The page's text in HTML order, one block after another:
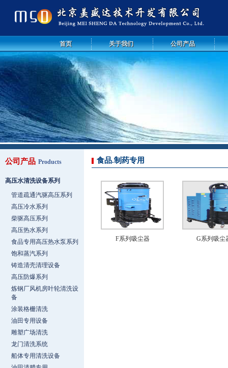
首页 关于我们 公司产品
公司产品 Products
高压水清洗设备系列
管道疏通汽驱高压系列
高压冷水系列
柴驱高压系列
高压热水系列
食品专用高压热水泵系列
饱和蒸汽系列
铸造清壳清理设备
高压防爆系列
炼钢厂风机房叶轮清洗设
备
涂装格栅清洗
油田专用设备
雕塑广场清洗
龙门清洗系统
船体专用清洗设备
食品.制药专用
F系列吸尘器 G系列吸尘